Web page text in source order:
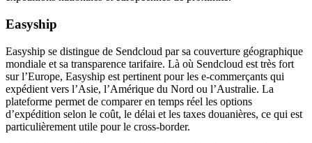
Easyship
Easyship se distingue de Sendcloud par sa couverture géographique
mondiale et sa transparence tarifaire. Là où Sendcloud est très fort
sur l’Europe, Easyship est pertinent pour les e-commerçants qui
expédient vers l’Asie, l’Amérique du Nord ou l’Australie. La
plateforme permet de comparer en temps réel les options
d’expédition selon le coût, le délai et les taxes douanières, ce qui est
particulièrement utile pour le cross-border.